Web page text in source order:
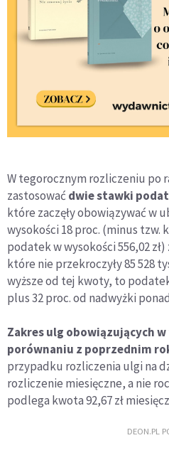
W tegorocznym rozliczeniu po
zastosować dwie stawki
które zaczęły obowiązywać w
wysokości 18 proc. (minus tzw.
podatek w wysokości 556,02
które nie przekroczyły 85 528
wyższe od tej kwoty, to
plus 32 proc. od nadwyżki ponad
Zakres ulg obowiązujących
porównaniu z poprzednim
przypadku rozliczenia ulgi na
rozliczenie miesięczne, a nie
podlega kwota 92,67 zł
DEON.PL